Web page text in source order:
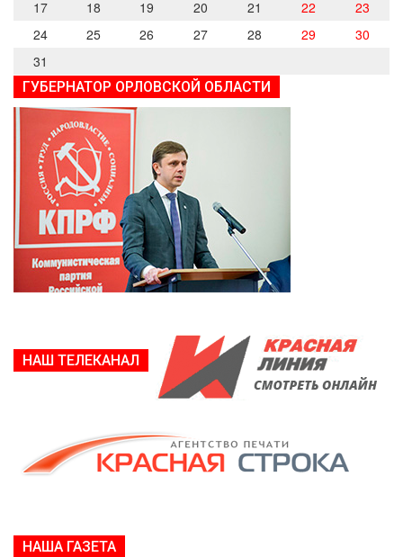
17
18 19 20 21 22
23
24
25 26 27 28 29
30
31
ГУБЕРНАТОР ОРЛОВСКОЙ ОБЛАСТИ
НАШ ТЕЛЕКАНАЛ
НАША ГАЗЕТА